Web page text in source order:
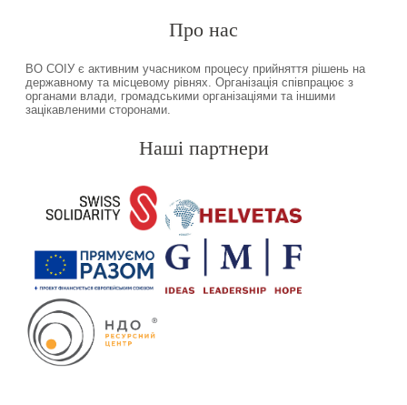
Про нас
ВО СОІУ є активним учасником процесу прийняття рішень на
державному та місцевому рівнях. Організація співпрацює з
органами влади, громадськими організаціями та іншими
зацікавленими сторонами.
Наші партнери